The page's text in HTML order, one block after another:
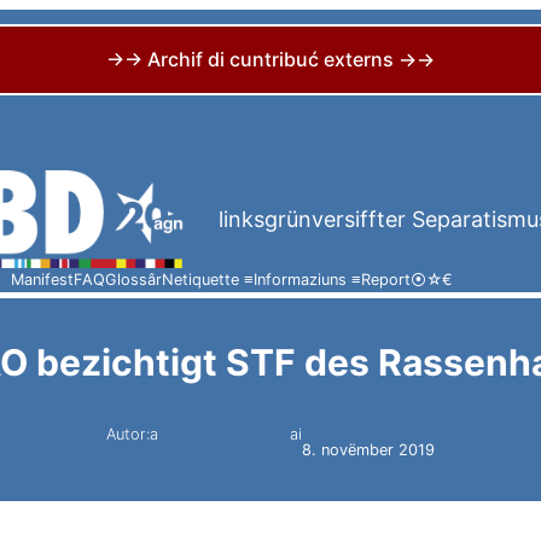
→→ Archif di cuntribuć externs →→
linksgrünversiffter
ManifestFAQGlossârNetiquette ≡Informaziuns ≡Report⦿☆€
bezichtigt STF des
Autor:a
ai
8. novëmber 2019